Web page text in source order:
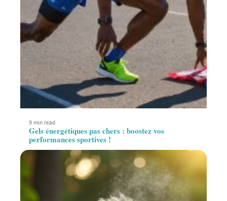
9 min read
Gels énergétiques pas chers : boostez vos
performances sportives !